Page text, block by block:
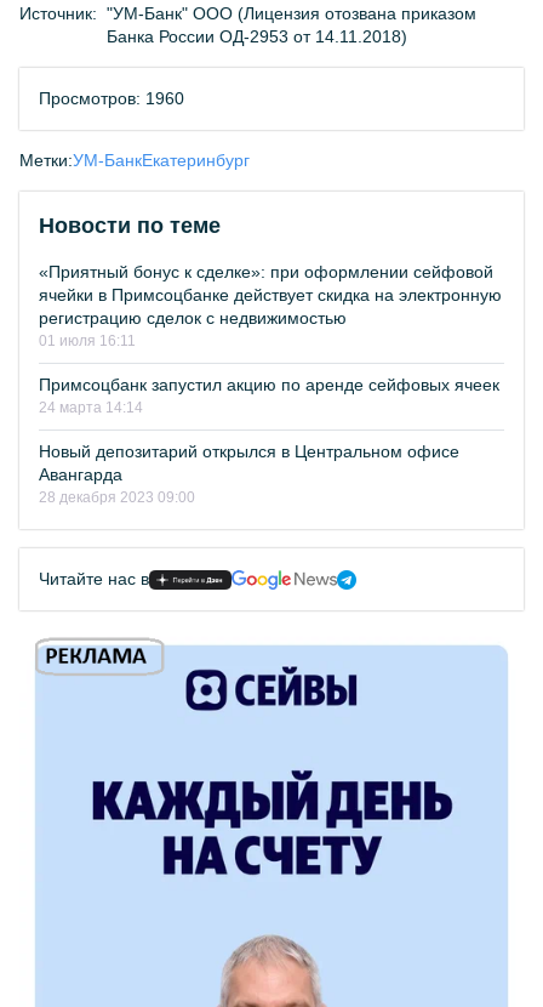
Источник: "УМ-Банк" ООО (Лицензия отозвана приказом
Банка России ОД-2953 от 14.11.2018)
Просмотров: 1960
Метки:УМ-БанкЕкатеринбург
Новости по теме
«Приятный бонус к сделке»: при оформлении сейфовой
ячейки в Примсоцбанке действует скидка на электронную
регистрацию сделок с недвижимостью
01 июля 16:11
Примсоцбанк запустил акцию по аренде сейфовых ячеек
24 марта 14:14
Новый депозитарий открылся в Центральном офисе
Авангарда
28 декабря 2023 09:00
Читайте нас в